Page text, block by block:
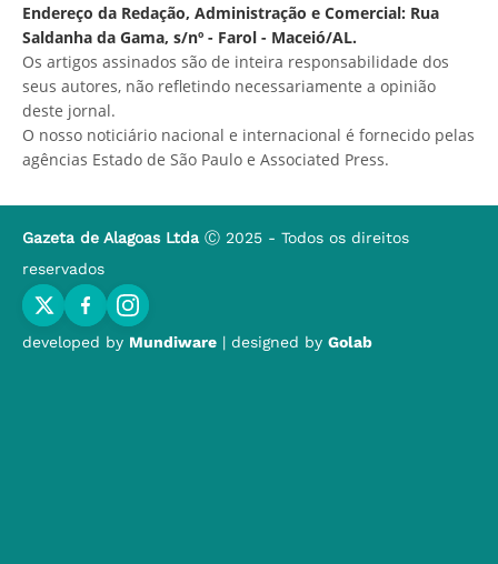
Endereço da Redação, Administração e Comercial: Rua
Saldanha da Gama, s/nº - Farol - Maceió/AL.
Os artigos assinados são de inteira responsabilidade dos
seus autores, não refletindo necessariamente a opinião
deste jornal.
O nosso noticiário nacional e internacional é fornecido pelas
agências Estado de São Paulo e Associated Press.
Gazeta de Alagoas Ltda Ⓒ 2025 - Todos os direitos
reservados
developed by Mundiware | designed by Golab